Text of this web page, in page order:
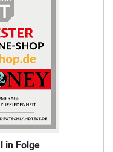
in Folge